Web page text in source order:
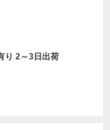
り 2～3日出荷